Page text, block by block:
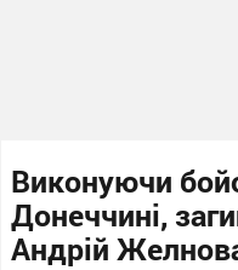
Виконуючи
Донеччині,
Андрій